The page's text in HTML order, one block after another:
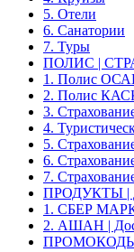
5. Отели
6. Санатории
7. Туры
ПОЛИС |
1. Полис
2. Полис
3.
4.
5.
6.
7.
ПРОДУКТЫ
1. СБЕР
2. АШАН |